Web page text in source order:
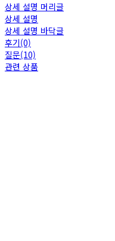
상세 설명 머리글
상세 설명
상세 설명 바닥글
후기(0)
질문(10)
관련 상품